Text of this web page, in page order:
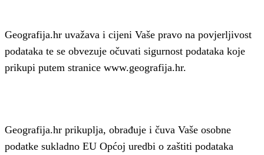
Geografija.hr uvažava i cijeni Vaše pravo na povjerljivost
podataka te se obvezuje očuvati sigurnost podataka koje
prikupi putem stranice www.geografija.hr.
Geografija.hr prikuplja, obrađuje i čuva Vaše osobne
podatke sukladno EU Općoj uredbi o zaštiti podataka